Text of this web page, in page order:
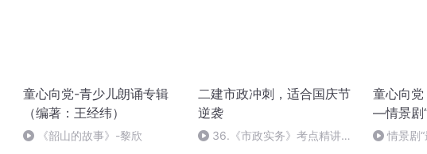
童心向党-青少儿朗诵专辑
（编著：王经纬）
《韶山的故事》-黎欣
二建市政冲刺，适合国庆节
逆袭
36.《市政实务》考点精讲第
童心向
—情景剧
情景剧